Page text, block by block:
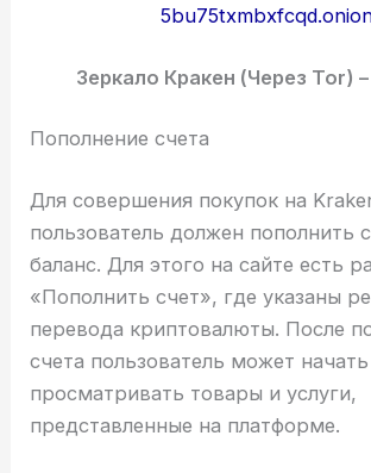
Зеркало Кракен (Через Tor) –
Пополнение счета
Для совершения покупок на
пользователь должен пополнить
баланс. Для этого на сайте есть
«Пополнить счет», где указаны
перевода криптовалюты. После
счета пользователь может начать
просматривать товары и услуги,
представленные на платформе.